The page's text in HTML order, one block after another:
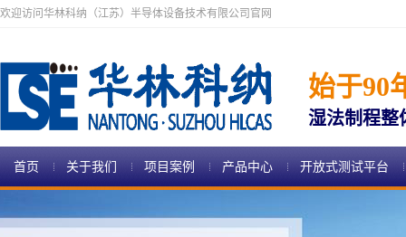
欢迎访问华林科纳（江苏）半导体设备技术有限公司官网
始于90
湿法制程整
首页 关于我们 项目案例 产品中心 开放式测试平台